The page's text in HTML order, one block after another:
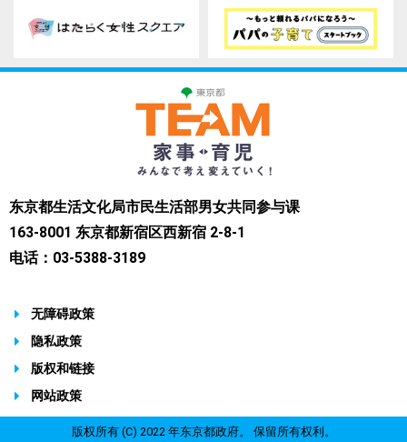
东京都生活文化局市民生活部男女共同参与课
163-8001 东京都新宿区西新宿 2-8-1
电话：03-5388-3189
无障碍政策
隐私政策
版权和链接
网站政策
版权所有 (C) 2022 年东京都政府。 保留所有权利。